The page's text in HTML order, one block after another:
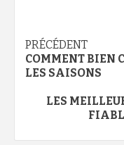
d’article
PRÉCÉDENT
COMMENT BIEN
LES SAISONS
LES